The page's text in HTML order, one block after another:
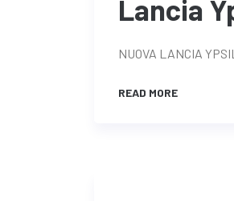
Lancia
NUOVA LANCIA
READ MORE